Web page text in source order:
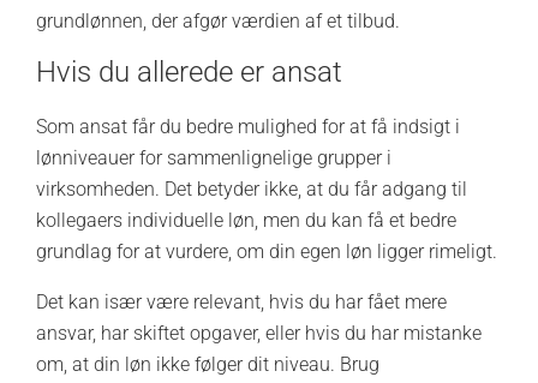
grundlønnen, der afgør værdien af et tilbud.
Hvis du allerede er ansat
Som ansat får du bedre mulighed for at få indsigt i
lønniveauer for sammenlignelige grupper i
virksomheden. Det betyder ikke, at du får adgang til
kollegaers individuelle løn, men du kan få et bedre
grundlag for at vurdere, om din egen løn ligger rimeligt.
Det kan især være relevant, hvis du har fået mere
ansvar, har skiftet opgaver, eller hvis du har mistanke
om, at din løn ikke følger dit niveau. Brug